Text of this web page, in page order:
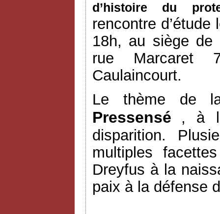
d’histoire du
rencontre
18h, au siège de
rue Marcaret
Caulaincourt.
Le thème de
Pressensé
, à
disparition.
multiples
Dreyfus à la
paix à la défense